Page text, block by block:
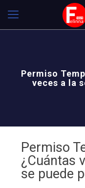
Permiso
veces a la
Permiso
¿Cuántas
se puede